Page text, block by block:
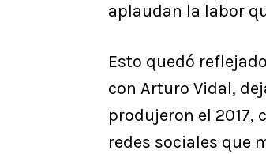
aplaudan la labor
Esto quedó
con Arturo Vidal,
produjeron el 2017,
redes sociales que